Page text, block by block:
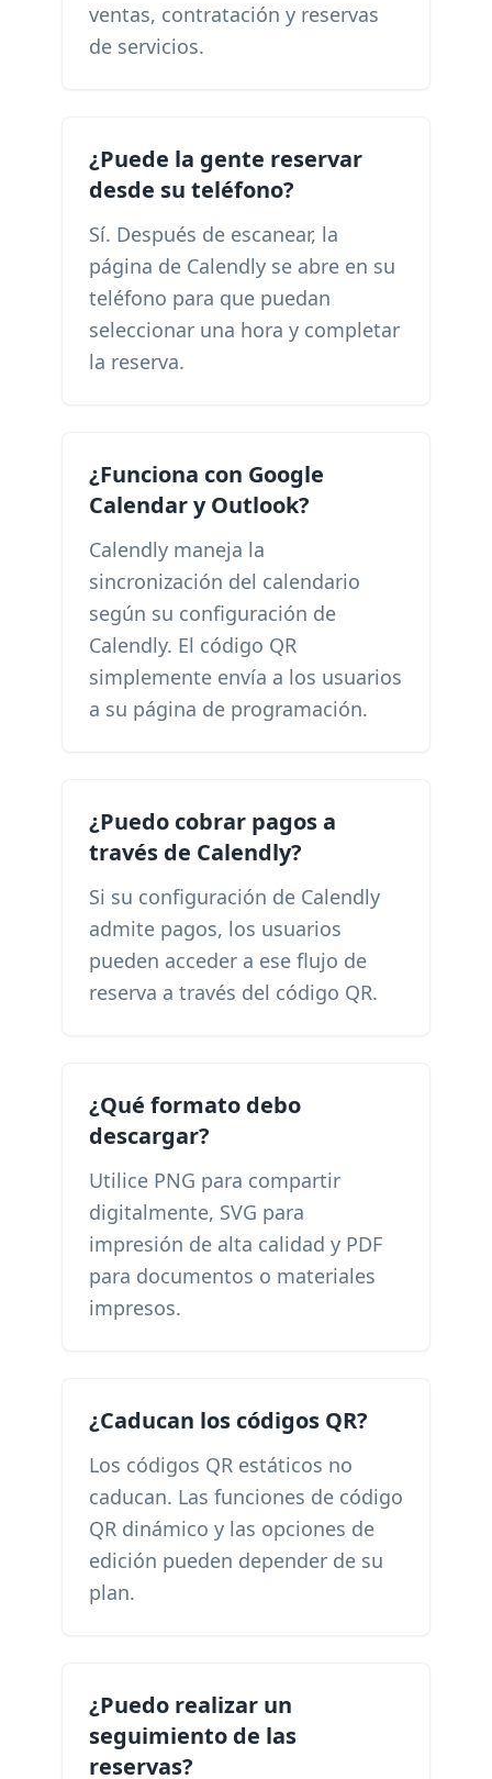
ventas, contratación y reservas
de servicios.
¿Puede la gente reservar
desde su teléfono?
Sí. Después de escanear, la
página de Calendly se abre en su
teléfono para que puedan
seleccionar una hora y completar
la reserva.
¿Funciona con Google
Calendar y Outlook?
Calendly maneja la
sincronización del calendario
según su configuración de
Calendly. El código QR
simplemente envía a los usuarios
a su página de programación.
¿Puedo cobrar pagos a
través de Calendly?
Si su configuración de Calendly
admite pagos, los usuarios
pueden acceder a ese flujo de
reserva a través del código QR.
¿Qué formato debo
descargar?
Utilice PNG para compartir
digitalmente, SVG para
impresión de alta calidad y PDF
para documentos o materiales
impresos.
¿Caducan los códigos QR?
Los códigos QR estáticos no
caducan. Las funciones de código
QR dinámico y las opciones de
edición pueden depender de su
plan.
¿Puedo realizar un
seguimiento de las
reservas?